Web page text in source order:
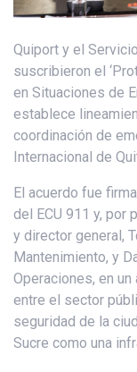
Quiport y el
suscribieron el
en Situaciones de
establece
coordinación de
Internacional de
El acuerdo fue
del ECU 911 y, por
y director general,
Mantenimiento, y
Operaciones, en
entre el sector
seguridad de la
Sucre como una